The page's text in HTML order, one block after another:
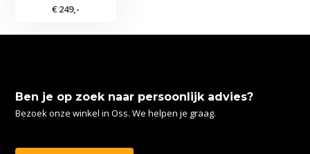
€ 249,-
Ben je op zoek naar persoonlijk advies?
Bezoek onze winkel in Oss. We helpen je graag.